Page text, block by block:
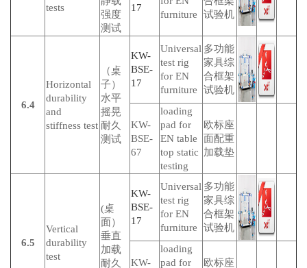
tests
强度
测试
17
furniture
试验机
6.4
Horizontal
durability
and
stiffness test
（桌
子）
水平
摇晃
耐久
测试
KW-
BSE-
17
Universal
test rig
for EN
furniture
多功能
家具综
合框架
试验机
KW-
BSE-
67
loading
pad for
EN table
top static
testing
欧标座
面配重
加载垫
6.5
Vertical
durability
test
(桌
面）
垂直
加载
耐久
KW-
BSE-
17
Universal
test rig
for EN
furniture
多功能
家具综
合框架
试验机
KW-
loading
pad for
欧标座